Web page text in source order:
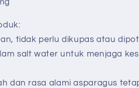
tidak perlu dikupas atau
salt water untuk menjaga
dan rasa alami asparagus